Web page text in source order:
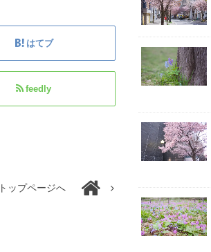
はてブ
feedly
トップページへ